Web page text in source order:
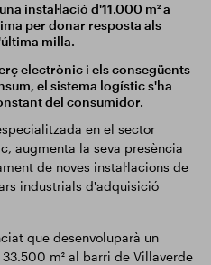
instal·lació d'11.000 m² a
per donar resposta als
milla.
electrònic i els consegüents
el sistema logístic s'ha
del consumidor.
en el sector
augmenta la seva presència
de noves instal·lacions de
industrials d'adquisició
que desenvoluparà un
m² al barri de Villaverde